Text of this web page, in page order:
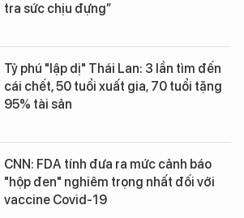
tra sức chịu đựng”
Tỷ phú "lập dị" Thái Lan: 3 lần tìm đến
cái chết, 50 tuổi xuất gia, 70 tuổi tặng
95% tài sản
CNN: FDA tính đưa ra mức cảnh báo
"hộp đen" nghiêm trọng nhất đối với
vaccine Covid-19